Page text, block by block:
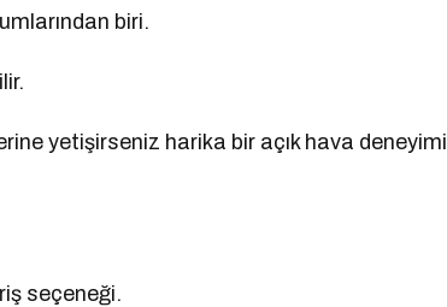
biri.
yetişirseniz harika bir açık hava deneyimi
seçeneği.